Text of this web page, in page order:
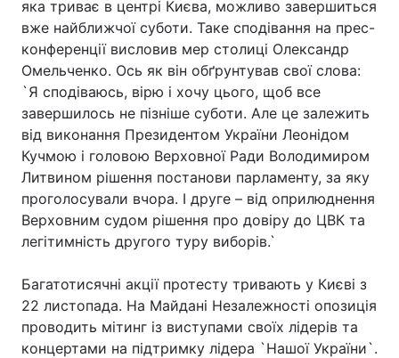
Війна
Україна Політика
яка триває в центрі Києва, можливо завершиться
вже найближчої суботи. Таке сподівання на прес-
конференції висловив мер столиці Олександр
Омельченко. Ось як він обґрунтував свої слова:
`Я сподіваюсь, вірю і хочу цього, щоб все
завершилось не пізніше суботи. Але це залежить
від виконання Президентом України Леонідом
Кучмою і головою Верховної Ради Володимиром
Литвином рішення постанови парламенту, за яку
проголосували вчора. І друге – від оприлюднення
Верховним судом рішення про довіру до ЦВК та
легітимність другого туру виборів.`
Багатотисячні акції протесту тривають у Києві з
22 листопада. На Майдані Незалежності опозиція
проводить мітинг із виступами своїх лідерів та
концертами на підтримку лідера `Нашої України`.